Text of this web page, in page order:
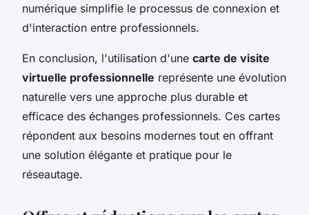
numérique simplifie le processus de connexion et
d'interaction entre professionnels.
En conclusion, l'utilisation d'une carte de visite
virtuelle professionnelle représente une évolution
naturelle vers une approche plus durable et
efficace des échanges professionnels. Ces cartes
répondent aux besoins modernes tout en offrant
une solution élégante et pratique pour le
réseautage.